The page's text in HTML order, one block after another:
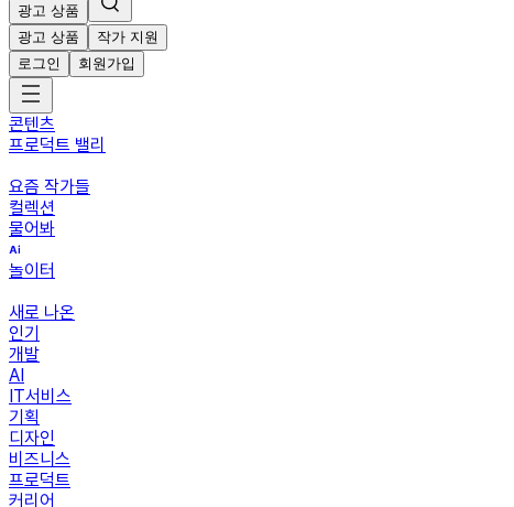
광고 상품
광고 상품
작가 지원
로그인
회원가입
콘텐츠
프로덕트 밸리
요즘 작가들
컬렉션
물어봐
놀이터
새로 나온
인기
개발
AI
IT서비스
기획
디자인
비즈니스
프로덕트
커리어